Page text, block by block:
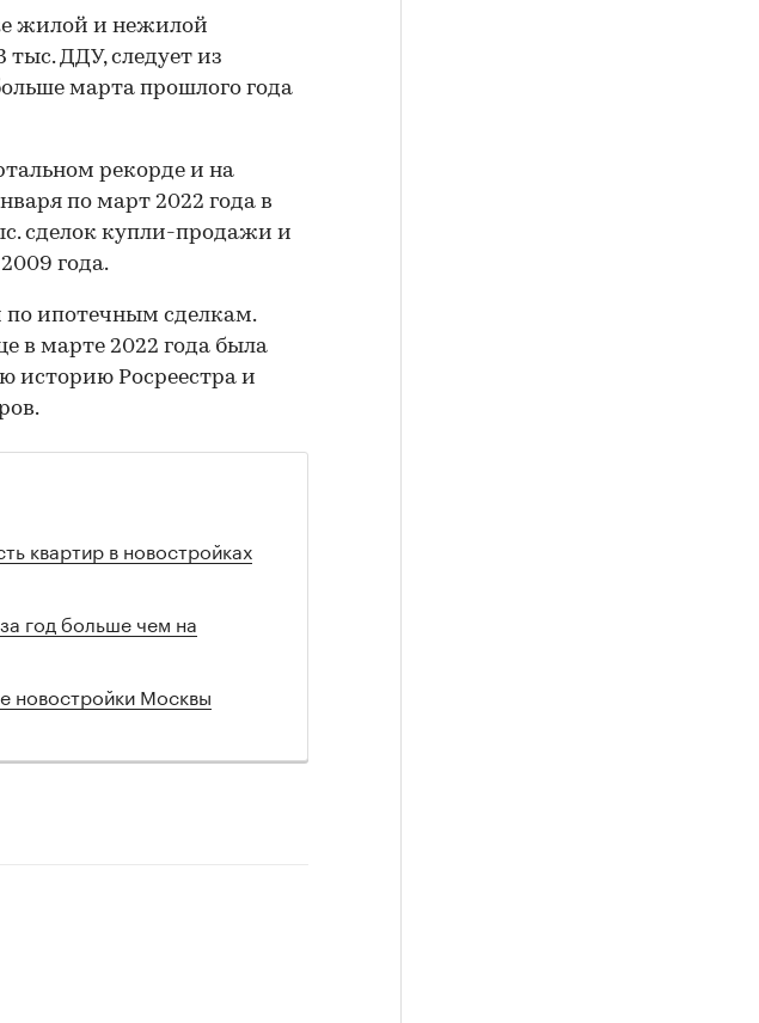
жилой и нежилой
ДДУ, следует из
марта прошлого года
рекорде и на
по март 2022 года в
сделок купли-продажи и
года.
по ипотечным сделкам.
в марте 2022 года была
историю Росреестра и
квартир в новостройках
год больше чем на
новостройки Москвы